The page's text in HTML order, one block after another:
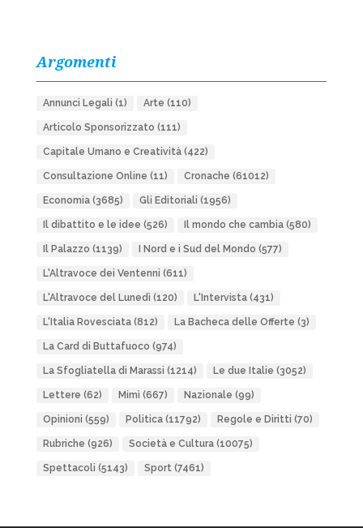
Argomenti
Annunci Legali (1) Arte (110)
Articolo Sponsorizzato (111)
Capitale Umano e Creatività(422)
Consultazione Online (11) Cronache (61012)
Economia(3685) Gli Editoriali (1956)
Il dibattito e le idee (526) Il mondo che cambia(580)
Il Palazzo (1139) I Nord e i Sud del Mondo (577)
L'Altravoce dei Ventenni (611)
L'Altravoce del Lunedì (120) L'Intervista(431)
L'Italia Rovesciata(812) La Bacheca delle Offerte (3)
La Card di Buttafuoco (974)
La Sfogliatella di Marassi (1214) Le due Italie (3052)
Lettere (62) Mimì (667) Nazionale (99)
Opinioni (559) Politica(11792) Regole e Diritti (70)
Rubriche (926) Società e Cultura(10075)
Spettacoli (5143) Sport (7461)